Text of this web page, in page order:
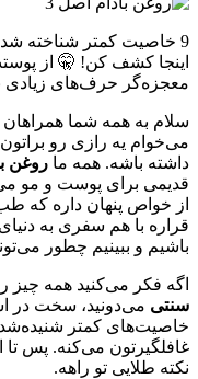
9 خاصیت کمتر شناخته
اینجا کشف کن! 🤫 از
معجزه‌گر حرف‌های زیادی
سلام به همه شما
می‌خوام یه رازی رو
داشته باشه. همه ما روغن
قدیمی برای پوست و مو
از خواص پنهان داره که
قراره با هم سفری به
باشیم و ببینیم چطور
اگه فکر می‌کنید همه چیز
سنتی
خاصیت‌های کمتر
غافلگیرتون می‌کنه. پس تا
نکته طلایی تو راهه.